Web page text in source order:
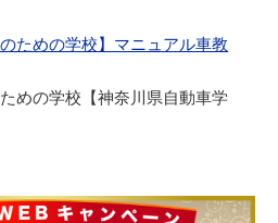
ための学校】マニュアル車教
めの学校【神奈川県自動車学